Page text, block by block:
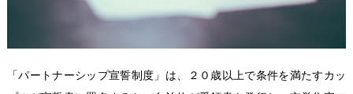
「パートナーシップ宣誓制度」は、２０歳以上で条件を満たすカッ